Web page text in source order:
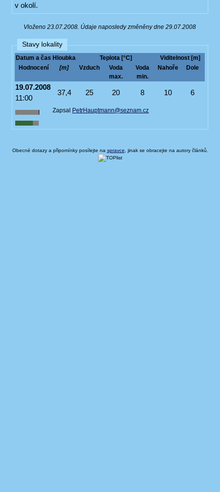
v okolí.
Vloženo 23.07.2008. Údaje naposledy změněny dne 29.07.2008
Stavy lokality
Datum a čas Hloubka Teplota [°C]
Viditelnost [m]
Hodnocení
[m] Vzduch
Voda
max.
Voda
min.
Nahoře Dole
19.07.2008
11:00
37,4 25 20 8 10 6
Zapsal PetrHauptmann@seznam.cz
Obecné dotazy a připomínky posílejte na spravce , jinak se obracejte na autory článků.